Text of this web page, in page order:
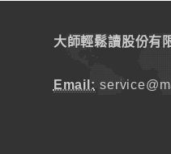
大師輕鬆讀股份有
Email: